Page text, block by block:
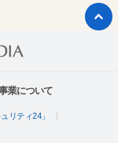
業について
リティ24」